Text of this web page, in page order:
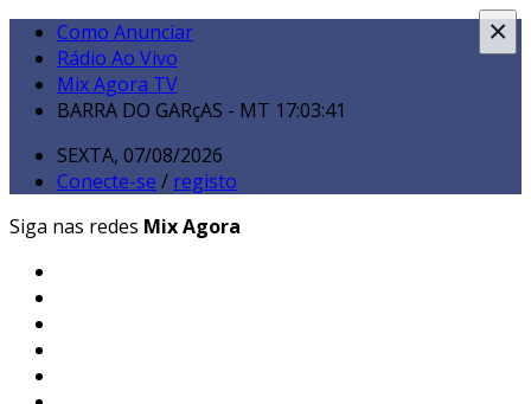
Como Anunciar
Rádio Ao Vivo
Mix Agora TV
BARRA DO GARçAS - MT 17:03:43
SEXTA, 07/08/2026
Conecte-se / registo
Siga nas redes Mix Agora
×